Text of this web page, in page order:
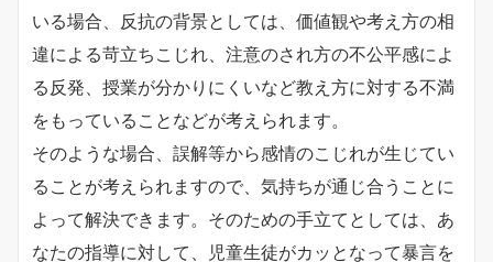
いる場合、反抗の背景としては、価値観や考え方の相
違による苛立ちこじれ、注意のされ方の不公平感によ
る反発、授業が分かりにくいなど教え方に対する不満
をもっていることなどが考えられます。
そのような場合、誤解等から感情のこじれが生じてい
ることが考えられますので、気持ちが通じ合うことに
よって解決できます。そのための手立てとしては、あ
なたの指導に対して、児童生徒がカッとなって暴言を